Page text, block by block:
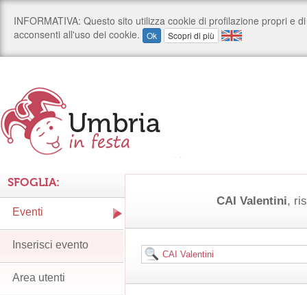
CAI Valentini,
SFOGLIA:
Eventi
Inserisci evento
Area utenti